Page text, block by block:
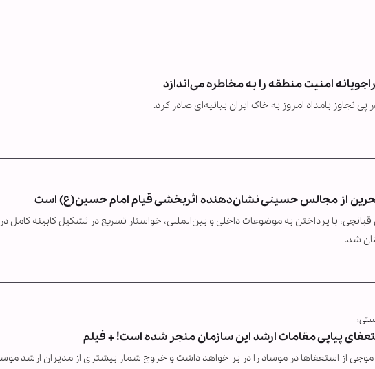
امنیت منطقه را به مخاطره می‌اندازد
تجاوز بامداد امروز به خاک ایران بیانیه‌ای صادر کرد.
از مجالس حسینی نشان‌دهنده اثربخشی قیام امام حسین(ع) است
با پرداختن به موضوعات داخلی و بین‌المللی، خواستار تسریع در تشکیل کابینه کامل
شد.
پیاپی مقامات ارشد این سازمان منجر شده است! + فیلم
از استعفاها در موساد را در بر خواهد داشت و خروج شمار بیشتری از مدیران ارشد